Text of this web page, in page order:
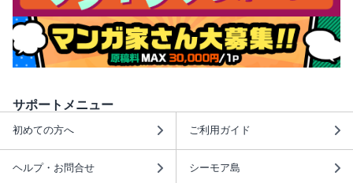
サポートメニュー
初めての方へ ご利用ガイド
ヘルプ・お問合せ シーモア島